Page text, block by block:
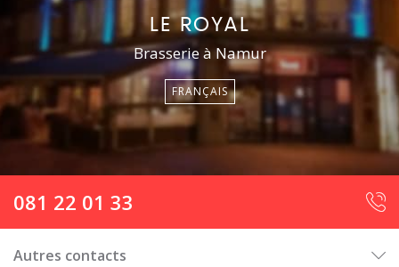
LE ROYAL
Brasserie à Namur
FRANÇAIS
081 22 01 33
Autres contacts